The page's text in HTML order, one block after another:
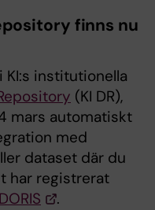
finns nu
institutionella
(KI DR),
mars automatiskt
med
dataset där du
har registrerat
.